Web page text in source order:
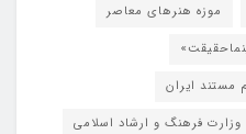
موزه هنرهای معاصر
مستند ایران
وزارت فرهنگ و ارشاد اسلامی